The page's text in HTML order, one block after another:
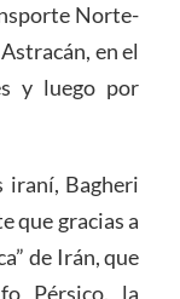
Norte-
en el
y luego por
iraní, Bagheri
que gracias a
de Irán, que
Pérsico, la